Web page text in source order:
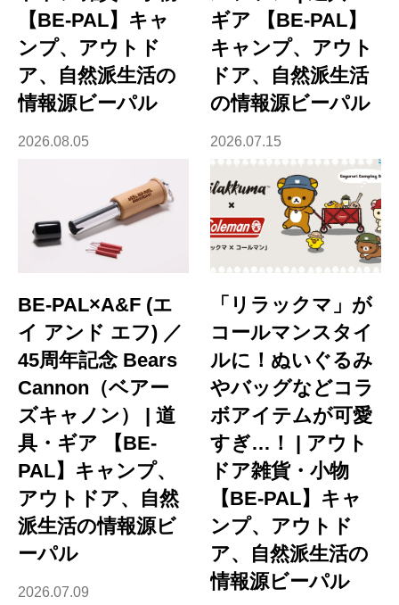
【BE-PAL】キャ
ンプ、アウトド
ア、自然派生活の
情報源ビーパル
2026.08.05
ギア 【BE-PAL】
キャンプ、アウト
ドア、自然派生活
の情報源ビーパル
2026.07.15
BE-PAL×A&F (エ
イ アンド エフ) ／
45周年記念 Bears
Cannon（ベアー
ズキャノン） | 道
具・ギア 【BE-
PAL】キャンプ、
アウトドア、自然
派生活の情報源ビ
ーパル
2026.07.09
「リラックマ」が
コールマンスタイ
ルに！ぬいぐるみ
やバッグなどコラ
ボアイテムが可愛
すぎ…！ | アウト
ドア雑貨・小物
【BE-PAL】キャ
ンプ、アウトド
ア、自然派生活の
情報源ビーパル